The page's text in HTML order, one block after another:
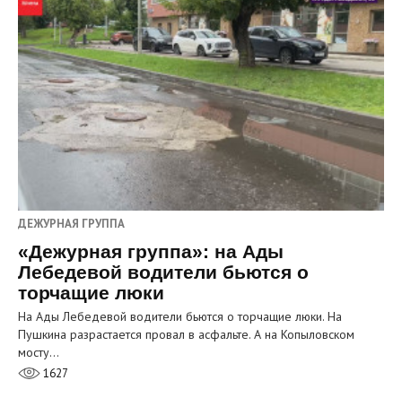
ДЕЖУРНАЯ ГРУППА
«Дежурная группа»: на Ады
Лебедевой водители бьются о
торчащие люки
На Ады Лебедевой водители бьются о торчащие люки. На
Пушкина разрастается провал в асфальте. А на Копыловском
мосту…
1627